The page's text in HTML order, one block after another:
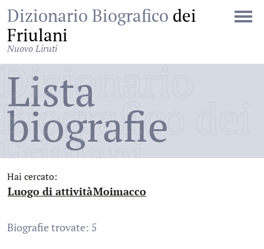
Dizionario Biografico dei
Friulani
Nuovo Liruti
Dizionario
Biografico dei
Friulani
Lista
biografie
Hai cercato:
Luogo di attività
:Moimacco
Biografie trovate: 5